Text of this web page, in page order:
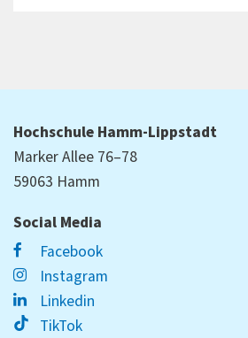
Hochschule Hamm-Lippstadt
Marker Allee 76–78
59063 Hamm
Social Media
Facebook
Instagram
Linkedin
TikTok